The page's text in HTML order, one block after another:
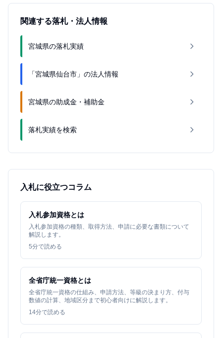
関連する落札・法人情報
宮城県の落札実績
「宮城県仙台市」の法人情報
宮城県の助成金・補助金
落札実績を検索
入札に役立つコラム
入札参加資格とは
入札参加資格の種類、取得方法、申請に必要な書類について
解説します。
5分で読める
全省庁統一資格とは
全省庁統一資格の仕組み、申請方法、等級の決まり方、付与
数値の計算、地域区分まで初心者向けに解説します。
14分で読める